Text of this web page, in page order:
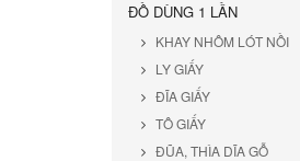
ĐỒ DÙNG 1 LẦN
KHAY NHÔM LÓT NỒI
LY GIẤY
ĐĨA GIẤY
TÔ GIẤY
ĐŨA, THÌA DĨA GỖ